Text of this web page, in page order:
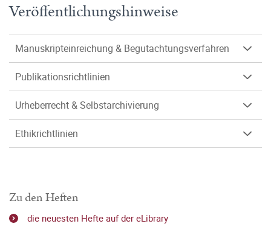
Veröffentlichungshinweise
Manuskripteinreichung & Begutachtungsverfahren
Publikationsrichtlinien
Urheberrecht & Selbstarchivierung
Ethikrichtlinien
Zu den Heften
die neuesten Hefte auf der eLibrary